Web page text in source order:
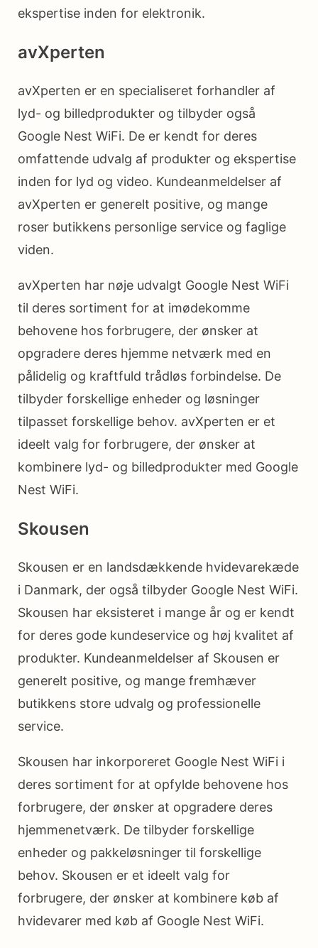
ekspertise inden for elektronik.
avXperten
avXperten er en specialiseret forhandler af
lyd- og billedprodukter og tilbyder også
Google Nest WiFi. De er kendt for deres
omfattende udvalg af produkter og ekspertise
inden for lyd og video. Kundeanmeldelser af
avXperten er generelt positive, og mange
roser butikkens personlige service og faglige
viden.
avXperten har nøje udvalgt Google Nest WiFi
til deres sortiment for at imødekomme
behovene hos forbrugere, der ønsker at
opgradere deres hjemme netværk med en
pålidelig og kraftfuld trådløs forbindelse. De
tilbyder forskellige enheder og løsninger
tilpasset forskellige behov. avXperten er et
ideelt valg for forbrugere, der ønsker at
kombinere lyd- og billedprodukter med Google
Nest WiFi.
Skousen
Skousen er en landsdækkende hvidevarekæde
i Danmark, der også tilbyder Google Nest WiFi.
Skousen har eksisteret i mange år og er kendt
for deres gode kundeservice og høj kvalitet af
produkter. Kundeanmeldelser af Skousen er
generelt positive, og mange fremhæver
butikkens store udvalg og professionelle
service.
Skousen har inkorporeret Google Nest WiFi i
deres sortiment for at opfylde behovene hos
forbrugere, der ønsker at opgradere deres
hjemmenetværk. De tilbyder forskellige
enheder og pakkeløsninger til forskellige
behov. Skousen er et ideelt valg for
forbrugere, der ønsker at kombinere køb af
hvidevarer med køb af Google Nest WiFi.